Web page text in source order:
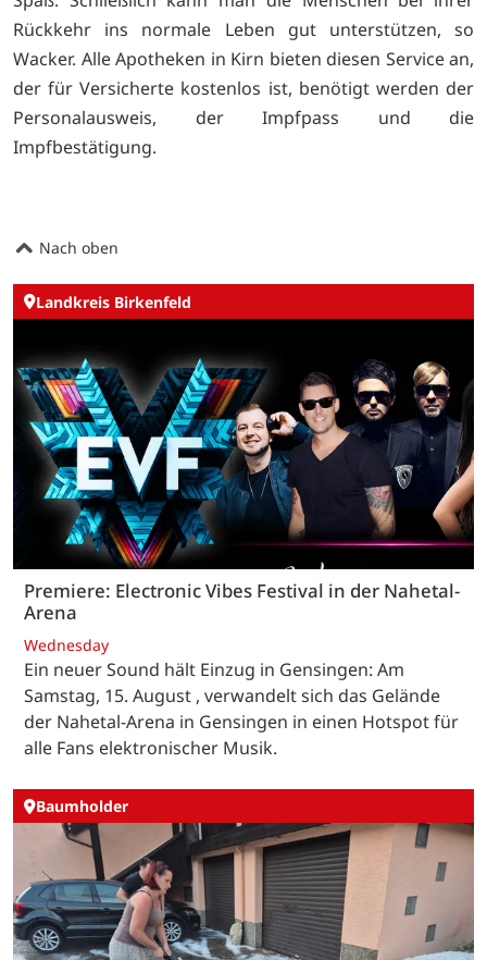
Rückkehr ins normale Leben gut unterstützen, so
Wacker. Alle Apotheken in Kirn bieten diesen Service an,
der für Versicherte kostenlos ist, benötigt werden der
Personalausweis, der Impfpass und die
Impfbestätigung.
Nach oben
Landkreis Birkenfeld
Premiere: Electronic Vibes Festival in der Nahetal-
Arena
Wednesday
Ein neuer Sound hält Einzug in Gensingen: Am
Samstag, 15. August , verwandelt sich das Gelände
der Nahetal-Arena in Gensingen in einen Hotspot für
alle Fans elektronischer Musik.
Baumholder